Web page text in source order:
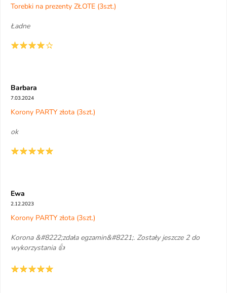
Torebki na prezenty ZŁOTE (3szt.)
Ładne
Barbara
7.03.2024
Korony PARTY złota (3szt.)
ok
Ewa
2.12.2023
Korony PARTY złota (3szt.)
Korona &#8222;zdała egzamin&#8221;. Zostały jeszcze 2 do
wykorzystania 👍